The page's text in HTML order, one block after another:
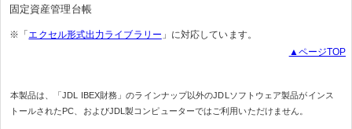
固定資産管理台帳
※「エクセル形式出力ライブラリー 」に対応しています。
▲ページTOP
本製品は、「JDL IBEX財務」のラインナップ以外のJDLソフトウェア製品がインス
トールされたPC、およびJDL製コンピューターではご利用いただけません。